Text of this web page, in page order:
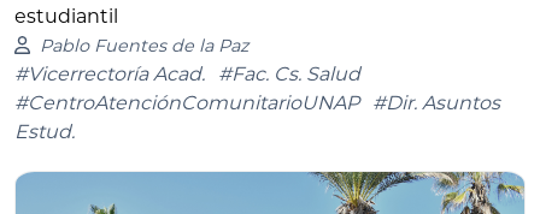
estudiantil
Pablo Fuentes de la Paz
#Vicerrectoría Acad.
#Fac. Cs. Salud
#CentroAtenciónComunitarioUNAP
#Dir. Asuntos
Estud.